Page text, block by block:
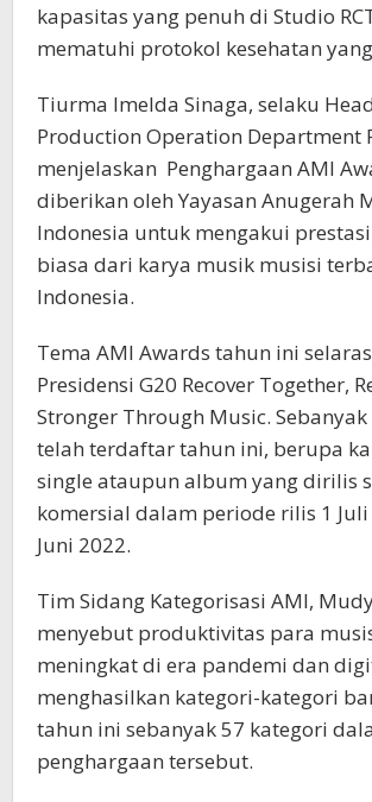
kapasitas yang penuh di Studio
mematuhi protokol kesehatan
Tiurma Imelda Sinaga, selaku
Production Operation Department
menjelaskan Penghargaan AMI
diberikan oleh Yayasan Anugerah
Indonesia untuk mengakui
biasa dari karya musik musisi
Indonesia.
Tema AMI Awards tahun ini
Presidensi G20 Recover Together,
Stronger Through Music.
telah terdaftar tahun ini, berupa
single ataupun album yang dirilis
komersial dalam periode rilis 1 Juli
Juni 2022.
Tim Sidang Kategorisasi AMI,
menyebut produktivitas para
meningkat di era pandemi dan
menghasilkan kategori-kategori
tahun ini sebanyak 57 kategori
penghargaan tersebut.